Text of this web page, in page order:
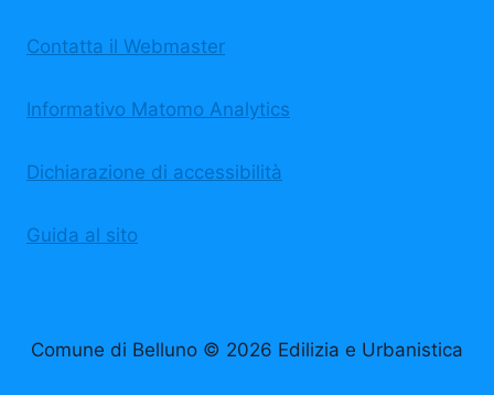
Contatta il Webmaster
Informativo Matomo Analytics
Dichiarazione di accessibilità
Guida al sito
Comune di Belluno © 2026 Edilizia e Urbanistica